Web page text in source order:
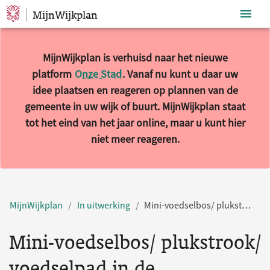
Sla navigatie over
MijnWijkplan
MijnWijkplan is verhuisd naar het nieuwe
platform Onze Stad. Vanaf nu kunt u daar uw
idee plaatsen en reageren op plannen van de
gemeente in uw wijk of buurt. MijnWijkplan staat
tot het eind van het jaar online, maar u kunt hier
niet meer reageren.
MijnWijkplan In uitwerking Mini-voedselbos/ plukstrook/ voedselpad in de Bomenbuurt
Mini-voedselbos/ plukstrook/